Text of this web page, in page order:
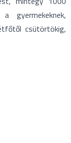
gyermekeknek,
csütörtökig,